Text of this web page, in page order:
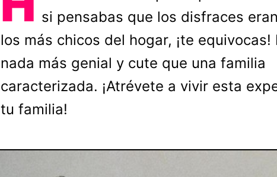
si pensabas que los disfraces
los más chicos del hogar, ¡te equivocas!
nada más genial y cute que una familia
caracterizada. ¡Atrévete a vivir esta
tu familia!